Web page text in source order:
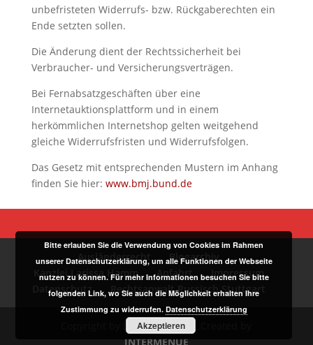
unbefristeten Widerrufs- bzw. Rückgaberechten ein
Ende setzten sollen.
Die Änderung dient der Rechtssicherheit bei
Verbraucher- und Versicherungsverträgen.
Bei Fernabsatzgeschäften über eine
Internetauktionsplattform und in einem
herkömmlichen Internetshop gelten weitgehend
gleiche Widerrufsfristen und Widerrufsfolgen.
Das Gesetz mit entsprechenden Mustern im Anhang
finden Sie hier: www.bmj.bund.de
Ausländerrecht
Blogarchiv
Kanzlei Larissa Hamm
Anfahrt
Impressum
Datenschutz
Rechtsanwalt Russisch Stuttgart
Copyright by Larissa Hamm | Created by
INTERMENUE
Bitte erlauben Sie die Verwendung von Cookies im Rahmen
unserer Datenschutzerklärung, um alle Funktionen der Webseite
nutzen zu können. Für mehr Informationen besuchen Sie bitte
folgenden Link, wo Sie auch die Möglichkeit erhalten Ihre
Zustimmung zu widerrufen. Datenschutzerklärung
Akzeptieren